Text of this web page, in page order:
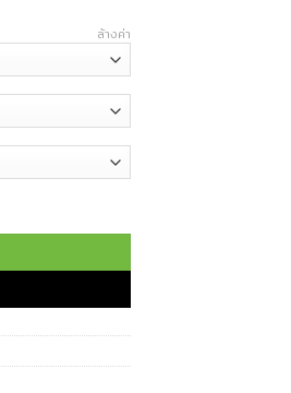
ล้างค่า
เป็นหลัก ชิ้น